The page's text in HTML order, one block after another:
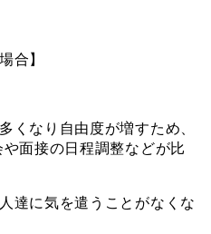
合】
くなり自由度が増すため、
面接の日程調整などが比
達に気を遣うことがなくな